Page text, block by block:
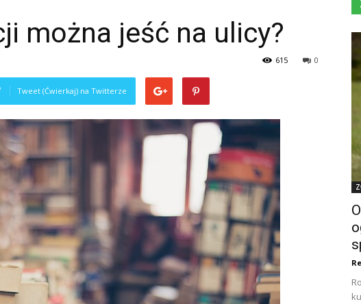
można jeść na ulicy?
0
615
Tweet (Ćwierkaj) na Twitterze